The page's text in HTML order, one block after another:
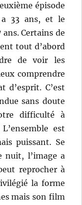
épisode
33 ans, et le
ans. Certains de
tout d’abord
de voir les
comprendre
d’esprit. C’est
sans doute
difficulté à
est
puissant. Se
nuit, l’image a
reprocher à
la forme
mais son film